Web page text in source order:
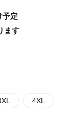
予定
ます
4XL